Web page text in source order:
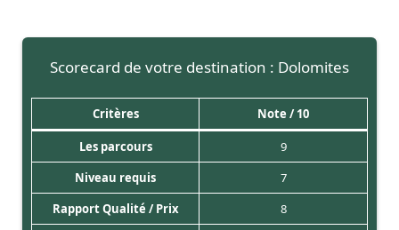
Scorecard de votre destination : Dolomites
Critères Note / 10
Les parcours
9
Niveau requis
7
Rapport Qualité / Prix
8